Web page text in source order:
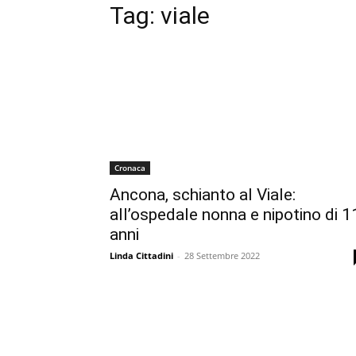
Tag: viale
Cronaca
Ancona, schianto al Viale:
all’ospedale nonna e nipotino di
anni
Linda Cittadini - 28 Settembre 2022